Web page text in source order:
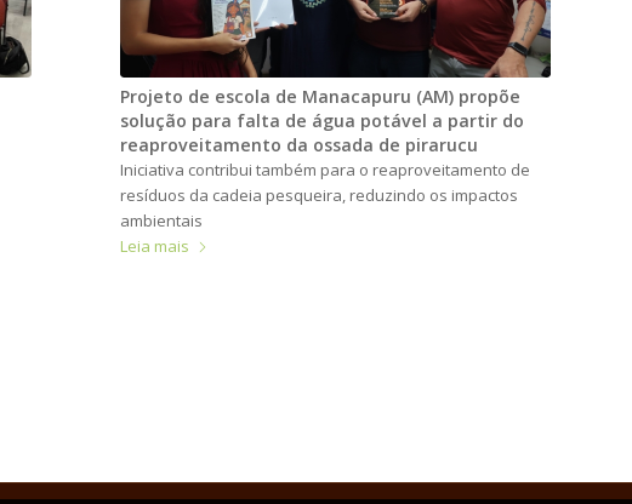
Projeto de escola de Manacapuru (AM) propõe
solução para falta de água potável a partir do
reaproveitamento da ossada de pirarucu
Iniciativa contribui também para o reaproveitamento de
resíduos da cadeia pesqueira, reduzindo os impactos
ambientais
Leia mais